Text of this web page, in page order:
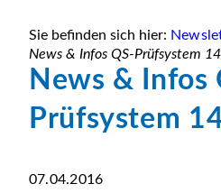
Sie befinden sich hier:
News & Infos QS-Prüfsystem
News & Infos
Prüfsystem
07.04.2016